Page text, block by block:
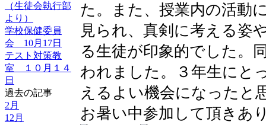
（生徒会執行部
より）
学校保健委員
会 10月17日
テスト対策教
室 １０月１４
日
過去の記事
2月
12月
た。また、授業内の活動
見られ、真剣に考える姿
る生徒が印象的でした。
われました。３年生にと
えるよい機会になったと
お暑い中参加して頂きあ